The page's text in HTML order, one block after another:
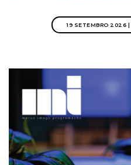
19 SETEMBRO 2026